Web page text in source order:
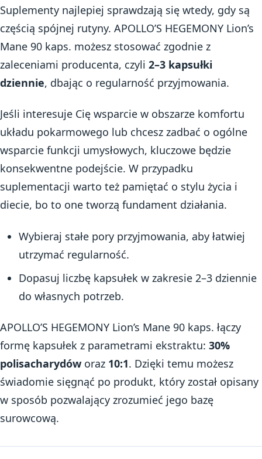
Suplementy najlepiej sprawdzają się wtedy, gdy są
częścią spójnej rutyny. APOLLO’S HEGEMONY Lion’s
Mane 90 kaps. możesz stosować zgodnie z
zaleceniami producenta, czyli 2–3 kapsułki
dziennie, dbając o regularność przyjmowania.
Jeśli interesuje Cię wsparcie w obszarze komfortu
układu pokarmowego lub chcesz zadbać o ogólne
wsparcie funkcji umysłowych, kluczowe będzie
konsekwentne podejście. W przypadku
suplementacji warto też pamiętać o stylu życia i
diecie, bo to one tworzą fundament działania.
Wybieraj stałe pory przyjmowania, aby łatwiej
utrzymać regularność.
Dopasuj liczbę kapsułek w zakresie 2–3 dziennie
do własnych potrzeb.
APOLLO’S HEGEMONY Lion’s Mane 90 kaps. łączy
formę kapsułek z parametrami ekstraktu: 30%
polisacharydów oraz 10:1. Dzięki temu możesz
świadomie sięgnąć po produkt, który został opisany
w sposób pozwalający zrozumieć jego bazę
surowcową.